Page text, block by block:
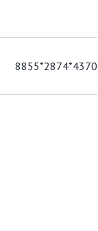
8855*2874*4370